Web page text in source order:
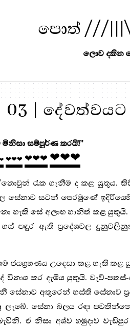
පොත් ///
ලොව දකින
|
මිනිසා සම්පූර්ණ කරයි!”
❤❤❤ ❤❤❤ ❤❤❤
රැක ගැනීම ද කළ යුතුය.
සේනාව සටන් පෙරමුණේ
හැකි සේ අලාභ හානිත් කළ යුතුයි.
පඳුර ඇති ප්‍රදේශවල
උදෙසා කළ හැකි කළ
විනාශ කර දැමිය යුතුයි. වැව්-
සේනාව අතුරෙන් හස්ති සේනාව
සේනා බලය රඳා
බැවිනි. ඒ නිසා අශ්ව හමුදාව